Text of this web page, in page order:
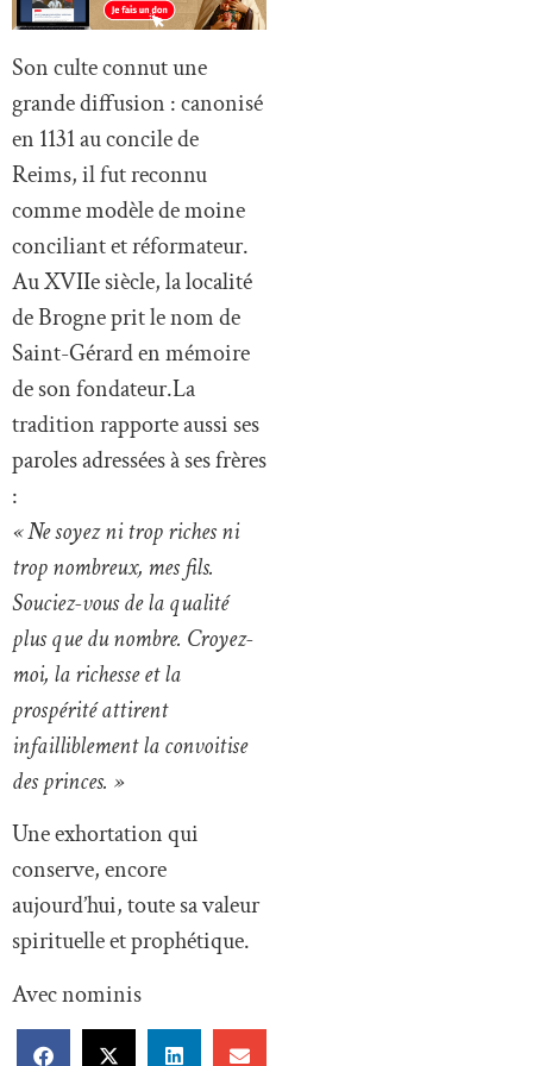
Son culte connut une
grande diffusion : canonisé
en 1131 au concile de
Reims, il fut reconnu
comme modèle de moine
conciliant et réformateur.
Au XVIIe siècle, la localité
de Brogne prit le nom de
Saint-Gérard en mémoire
de son fondateur.La
tradition rapporte aussi ses
paroles adressées à ses frères
:
« Ne soyez ni trop riches ni
trop nombreux, mes fils.
Souciez-vous de la qualité
plus que du nombre. Croyez-
moi, la richesse et la
prospérité attirent
infailliblement la convoitise
des princes. »
Une exhortation qui
conserve, encore
aujourd’hui, toute sa valeur
spirituelle et prophétique.
Avec nominis